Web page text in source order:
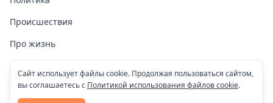
Происшествия
Про жизнь
Здоровье
COVID-19
Сайт использует файлы cookie. Продолжая пользоваться сайтом,
вы соглашаетесь с Политикой использования файлов cookie.